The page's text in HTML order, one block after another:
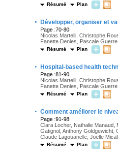
Résumé Plan
· Développer, organiser et
Page :70-80
Nicolas Martelli, Christophe
Fanette Denies, Pascale
Résumé Plan
· Hospital-based health
Page :81-90
Nicolas Martelli, Christophe
Fanette Denies, Pascale
Résumé Plan
· Comment améliorer le
Page :91-98
Clara Locher, Nathalie
Gatignol, Anthony Goldgewicht,
Claude Lagouanelle, Joëlle
Résumé Plan